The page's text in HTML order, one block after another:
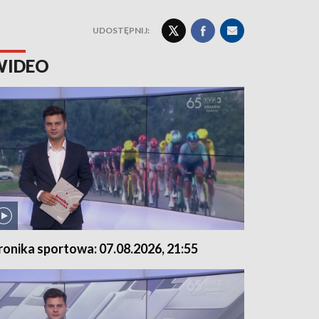
UDOSTĘPNIJ:
sportowa: 07.08.2026, 21:55